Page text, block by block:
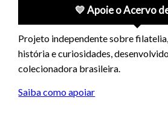
💛 Apoie o Acervo
Projeto independente sobre
história e curiosidades,
colecionadora brasileira.
Saiba como apoiar